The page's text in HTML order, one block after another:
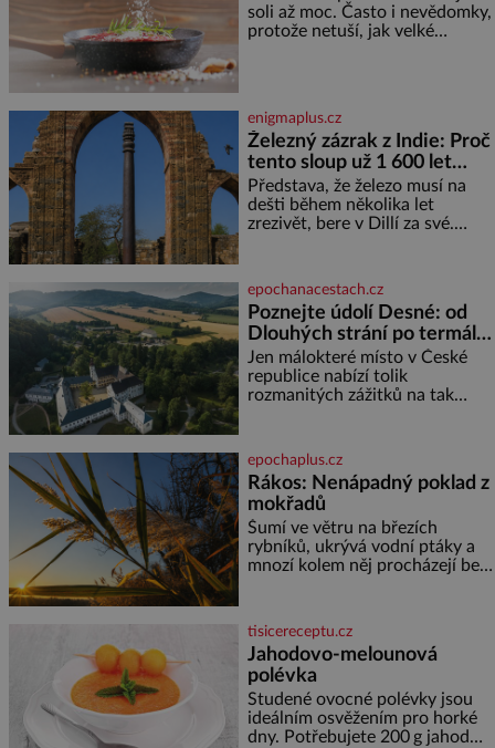
vám uleví. Když se ke mně
doneslo, že si manžel pořídil
soli až moc. Často i nevědomky,
protože netuší, jak velké
sladkých. Sůl je zdravá Ale v
ani ne třetinovém množství, než
je pro většinu populace běžné.
Její základní složky– sodík a
chlór – jsou zásadní pro
správné hospodaření
enigmaplus.cz
Železný zázrak z Indie: Proč
tento sloup už 1 600 let
nezná rez?
Představa, že železo musí na
dešti během několika let
zrezivět, bere v Dillí za své.
železný sloup, který už přibližně
1 600 let odolává počasí
epochanacestach.cz
Poznejte údolí Desné: od
Dlouhých strání po termální
prameny
Jen málokteré místo v České
republice nabízí tolik
rozmanitých zážitků na tak
jediného dne můžete
nahlédnout do útrob jedné z
nejvýznamnějších vodních
elektráren v Evropě, vydat se na
horské hřebeny, projet se na
koloběžce a den zakončit
poznáváním památek ve
epochaplus.cz
Rákos: Nenápadný poklad z
mokřadů
Šumí ve větru na březích
rybníků, ukrývá vodní ptáky a
mnozí kolem něj procházejí bez
lodě, zapisovat první texty a
inspiroval řadu pověstí. Tato
skromná, ale užitečná rostlina
provází člověka už tisíce let.
Většina lidí vnímá rákos jen jako
obyčejnou kulisu letního
koupání. Stačí se však podívat
tisicereceptu.cz
Jahodovo-melounová
polévka
Studené ovocné polévky jsou
ideálním osvěžením pro horké
dny. Potřebujete 200 g jahod